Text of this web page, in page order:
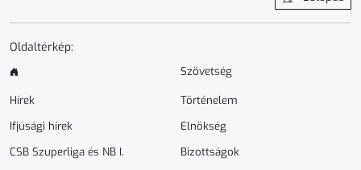
Oldaltérkép:
Hírek
Ifjúsági hírek
CSB Szuperliga és NB I.
Szövetség
Történelem
Elnökség
Bizottságok